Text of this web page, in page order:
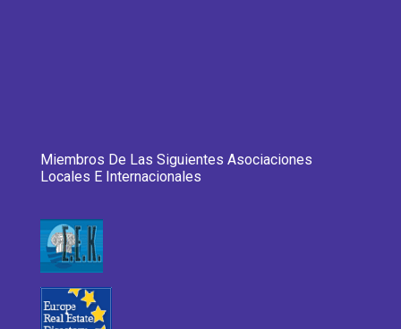
Miembros De Las Siguientes Asociaciones
Locales E Internacionales